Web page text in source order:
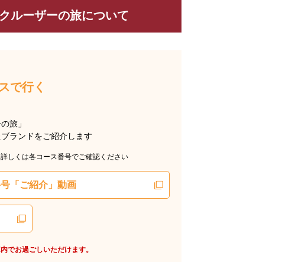
ルーザーの旅について
で行く
旅」
ランドをご紹介します
しくは各コース番号でご確認ください
「ご紹介」動画
でお過ごしいただけます。